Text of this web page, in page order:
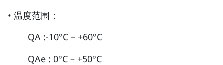
• 温度范围：
QA :-10°C – +60°C
QAe : 0°C – +50°C